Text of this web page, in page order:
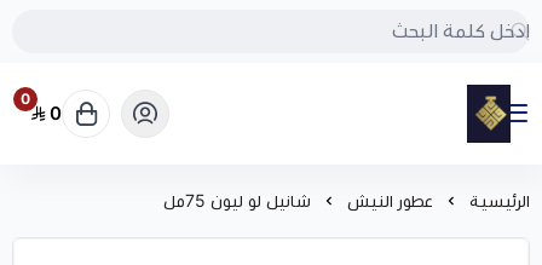
مود
0
0
الرئيسية عطور النيش شانيل لو ليون 75مل